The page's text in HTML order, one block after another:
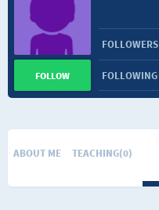
FOLLOWERS
FOLLOWING
FOLLOW
ABOUT ME TEACHING(0)